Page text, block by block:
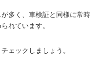
多く、車検証と同様に常時
れています。
ェックしましょう。